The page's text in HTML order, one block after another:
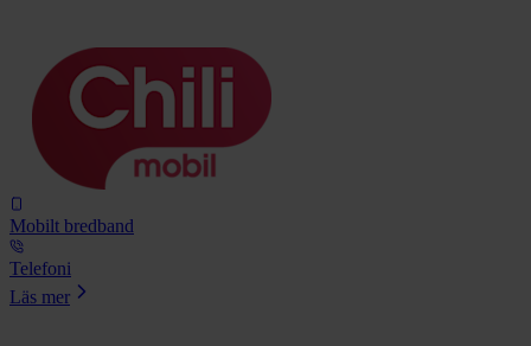
Mobilt bredband
Telefoni
Läs mer